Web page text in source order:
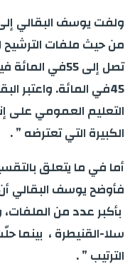
ولفت يوسف البقالي
من حيث ملفات
تصل إلى 55في
45في المائة. واعتبر
التعليم العمومي على
الكبيرة التي تعترضه ” .
أما في ما يتعلق
فأوضح يوسف البقالي
بأكبر عدد من
سلا-القنیطرة ،
الترتیب ” .